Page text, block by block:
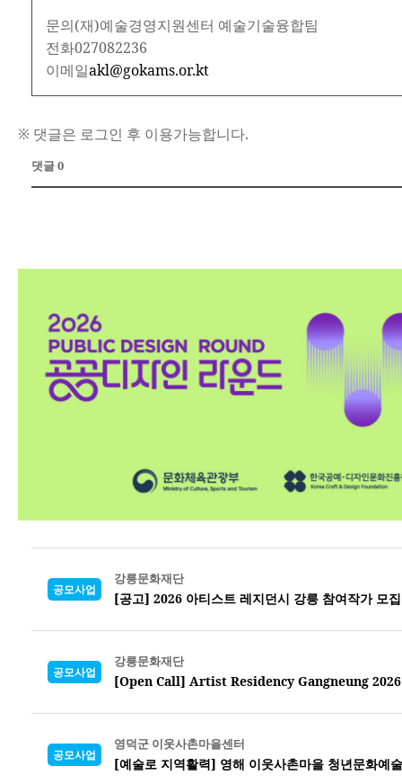
문의(재)예술경영지원센터 예술기술융합팀
전화027082236
이메일akl@gokams.or.kt
※ 댓글은 로그인 후 이용가능합니다.
댓글 0
공모사업
강릉문화재단
[공고] 2026 아티스트 레지던시 강릉 참여작가 모집
공모사업
강릉문화재단
[Open Call] Artist Residency Gangneung 2026
공모사업
영덕군 이웃사촌마을센터
[예술로 지역활력] 영해 이웃사촌마을 청년문화예